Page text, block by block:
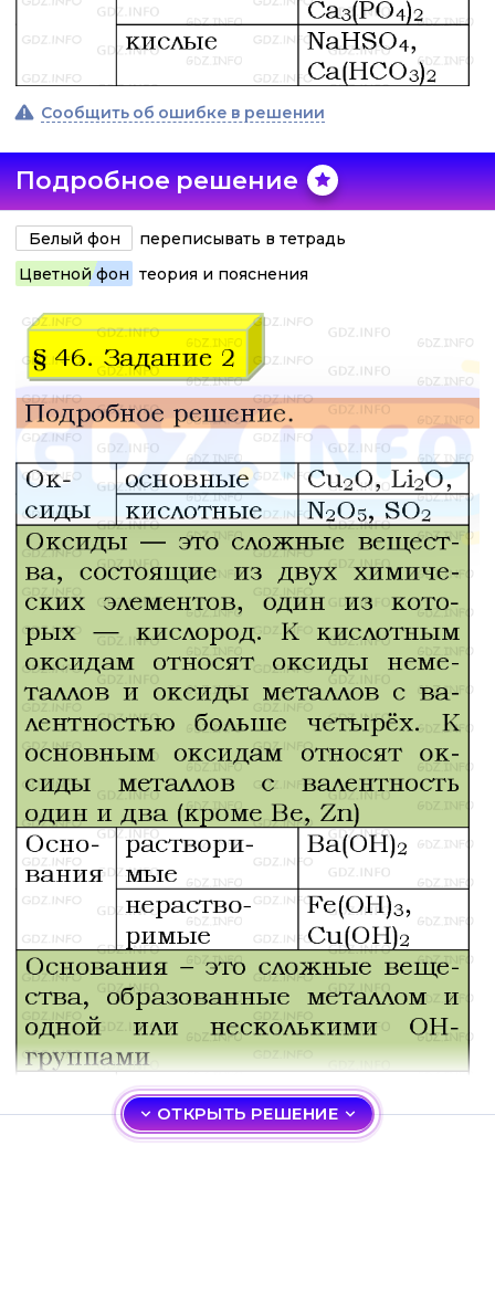
Сообщить об ошибке в решении
Подробное решение
Белый фон
переписывать в тетрадь
Цветной фон теория и пояснения
ОТКРЫТЬ РЕШЕНИЕ